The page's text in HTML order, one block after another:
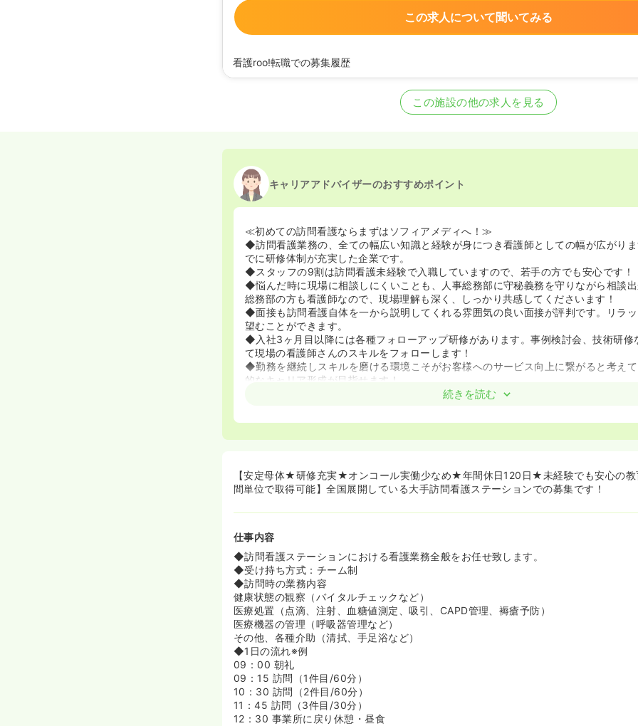
この求人について聞いてみる
看護roo!転職での募集履歴
2025/07/07
2025/03/06
正看護師の募集を開始
2024/12/09正看護師の募集を休止
この施設の他の求人を見る
キャリアアドバイザーのおすすめポイント
≪初めての訪問看護ならまずはソフィアメディへ！≫
◆訪問看護業務の、全ての幅広い知識と経験が身につき看護師としての幅が広がり
でに研修体制が充実した企業です。
◆スタッフの9割は訪問看護未経験で入職していますので、若手の方でも安心です！
◆悩んだ時に現場に相談しにくいことも、人事総務部に守秘義務を守りながら相談出
総務部の方も看護師なので、現場理解も深く、しっかり共感してくださいます！
◆面接も訪問看護自体を一から説明してくれる雰囲気の良い面接が評判です。リラ
望むことができます。
◆入社3ヶ月目以降には各種フォローアップ研修があります。事例検討会、技術研修
て現場の看護師さんのスキルをフォローします！
◆勤務を継続しスキルを磨ける環境こそがお客様へのサービス向上に繋がると考え
的なキャリア形成が目指せます！
◆認定看護師の取得支援がございます！勉強意欲が高い方をサポートしてくれる会社
◆有給消化は1時間単位で利用可能になります。授業参観があるので今日は3時間有
軟性があります。
担してくれます。
変わってもステーションを異動することができることも魅力です！
≪副業も解禁！多様な働き方を支援します！ダブルワークもOK！≫
◆条件付きでのWワークや副業等を認め、社員の方の主体的なキャリア形成を支援し
ークスタイルへの柔軟な対応を実現することで、その人らしい生き方を応援していま
≪幅広い研修メニュー★スキルアップしたい方におすすめ！≫
◆入社3ヶ月目以降には各種フォローアップ研修があります。事例検討会、技術研修
て現場の看護師さんのスキルをフォローします！
◆月に一度、本部主催の勉強会があります。「エンゼルケア」「メンタルケア」「フ
児看護」等、その分野の著名な先生をお招きしており、在宅分野でのスキルアップを
◆勤務を継続しスキルを磨ける環境こそがお客様へのサービス向上に繋がると考えて
的なキャリア形成が目指せます！
◆認定看護師の取得支援がございます！勉強意欲が高い方をサポートしてくれる会社
続きを読む
【安定母体★研修充実★オンコール実働少なめ★年間休日120日★未経験でも安心の
間単位で取得可能】全国展開している大手訪問看護ステーションでの募集です！
仕事内容
◆訪問看護ステーションにおける看護業務全般をお任せ致します。
◆受け持ち方式：チーム制
◆訪問時の業務内容
健康状態の観察（バイタルチェックなど）
医療処置（点滴、注射、血糖値測定、吸引、CAPD管理、褥瘡予防）
医療機器の管理（呼吸器管理など）
その他、各種介助（清拭、手足浴など）
◆1日の流れ※例
09：00 朝礼
09：15 訪問（1件目/60分）
10：30 訪問（2件目/60分）
11：45 訪問（3件目/30分）
12：30 事業所に戻り休憩・昼食